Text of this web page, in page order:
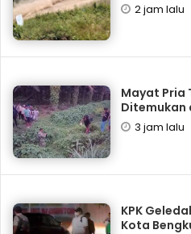
2 jam lalu
Mayat Pria
Ditemukan
3 jam lalu
KPK
Kota